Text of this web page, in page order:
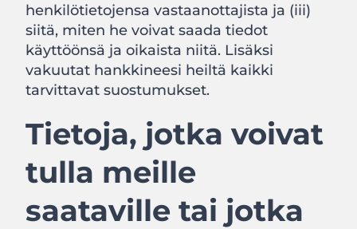
henkilötietojensa vastaanottajista ja (iii)
siitä, miten he voivat saada tiedot
käyttöönsä ja oikaista niitä. Lisäksi
vakuutat hankkineesi heiltä kaikki
tarvittavat suostumukset.
Tietoja, jotka voivat
tulla meille
saataville tai jotka